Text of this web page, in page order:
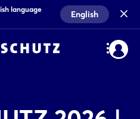
language
English